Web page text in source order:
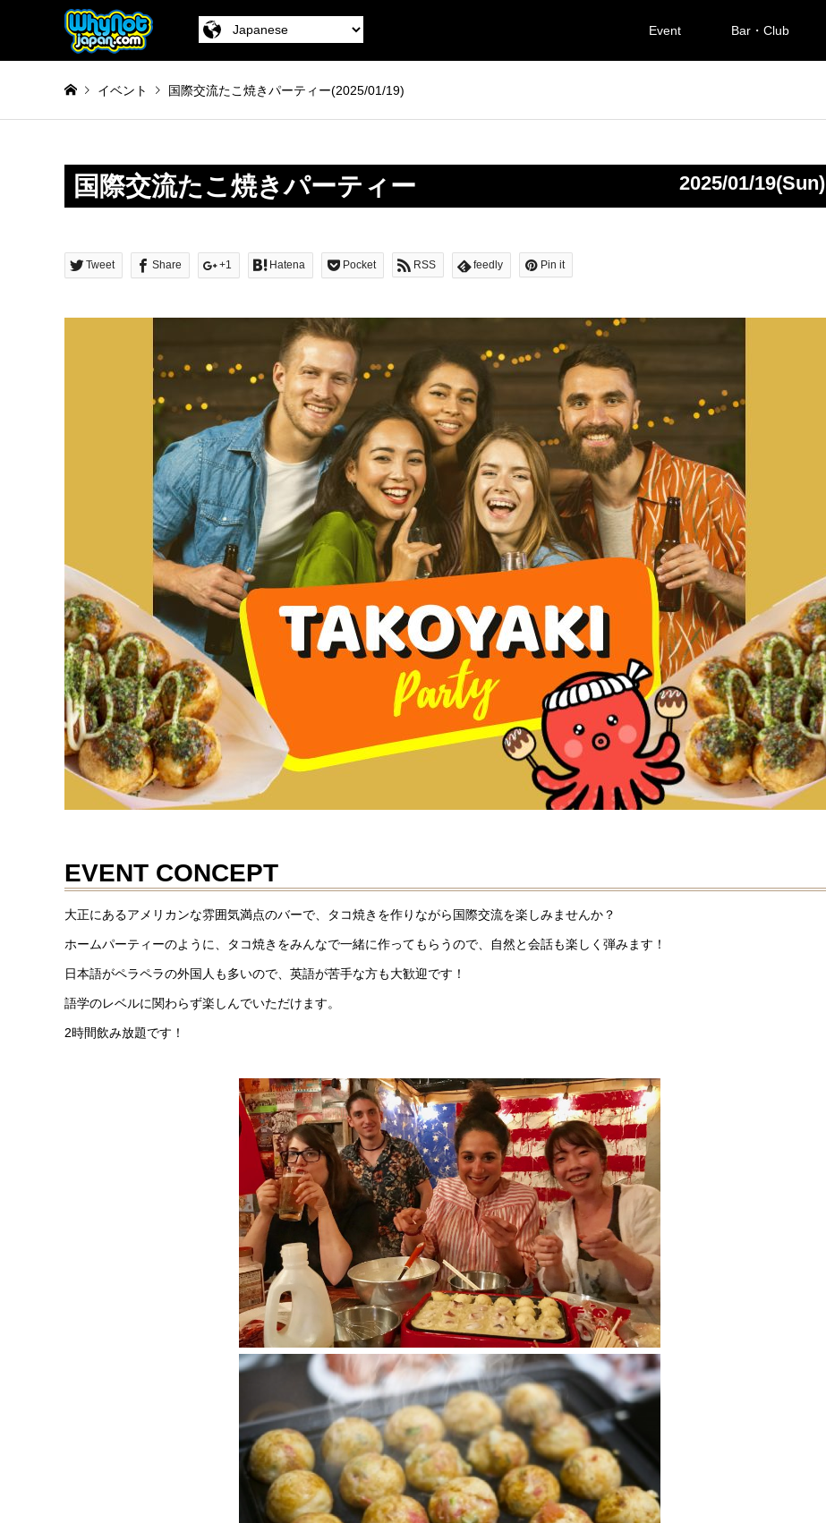
Event Bar・Club
イベント 国際交流たこ焼きパーティー(2025/01/19)
国際交流たこ焼きパーティー 2025/01/19(Sun)
Tweet Share +1 Hatena Pocket RSS feedly Pin it
EVENT CONCEPT
大正にあるアメリカンな雰囲気満点のバーで、タコ焼きを作りながら国際交流を楽しみませんか？
ホームパーティーのように、タコ焼きをみんなで一緒に作ってもらうので、自然と会話も楽しく弾みます！
日本語がペラペラの外国人も多いので、英語が苦手な方も大歓迎です！
語学のレベルに関わらず楽しんでいただけます。
2時間飲み放題です！